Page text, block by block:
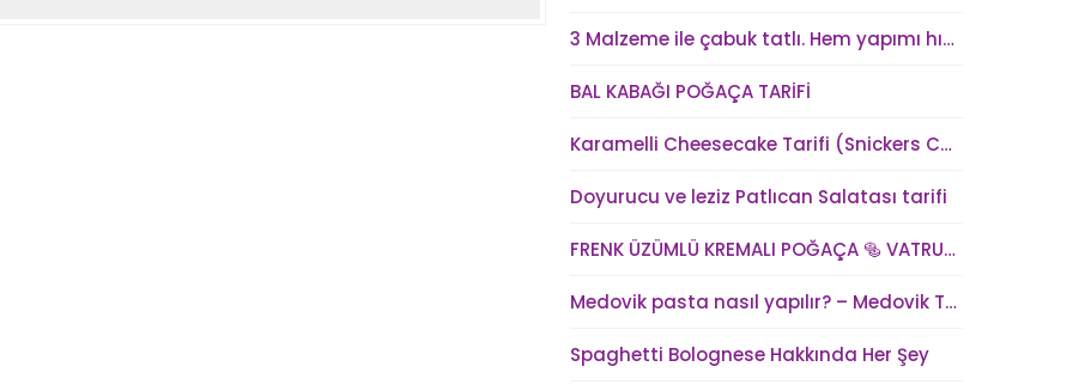
3 Malzeme ile çabuk tatlı. Hem yapımı hızlı hem kolay hem lezzetli
BAL KABAĞI POĞAÇA TARİFİ
Karamelli Cheesecake Tarifi (Snickers Cheesecake)
Doyurucu ve leziz Patlıcan Salatası tarifi
FRENK ÜZÜMLÜ KREMALI POĞAÇA 🥯 VATRUŞKA TARİFİ
Medovik pasta nasıl yapılır? – Medovik Tort Tarifi – Medovik kek tarifi
Spaghetti Bolognese Hakkında Her Şey